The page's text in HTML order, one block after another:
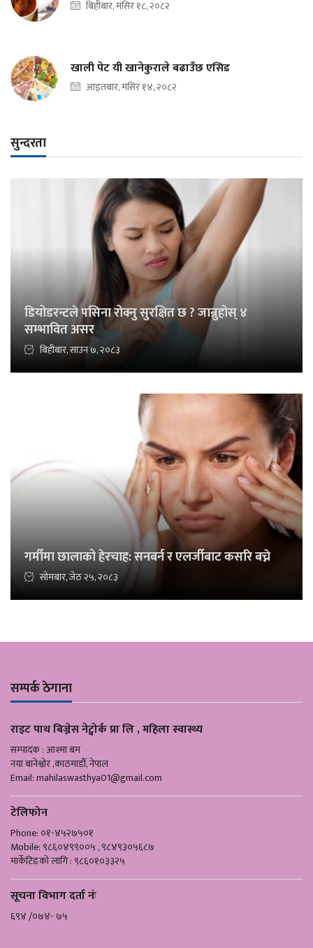
बिहीबार, मंसिर १८, २०८२
खाली पेट यी खानेकुराले बढाउँछ एसिड
आइतबार, मंसिर १४, २०८२
सुन्दरता
डियोडरन्टले पसिना रोक्नु सुरक्षित छ ? जान्नुहोस् ४
सम्भावित असर
बिहीबार, साउन ७, २०८३
गर्मीमा छालाको हेरचाह: सनबर्न र एलर्जीबाट कसरि बच्ने
सोमबार, जेठ २५, २०८३
सम्पर्क ठेगाना
राइट पाथ बिज्नेस नेट्वोर्क प्रा लि , महिला स्वास्थ्य
सम्पादक : आश्मा बम
नया बानेश्वोर ,काठमाडौँ, नेपाल
Email:mahilaswasthya01@gmail.com
टेलिफोन
Phone: ०१-४५२७५०१
Mobile: ९८६०४९९००५ , ९८४९३०५६८७
मार्केटिङको लागि : ९८६०१०३३२५
सूचना विभाग दर्ता नंः
६९४ /०७४- ७५